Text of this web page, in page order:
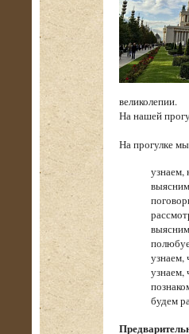
великолепии.
На нашей
На прогулке
узнаем,
узнаем,
будем